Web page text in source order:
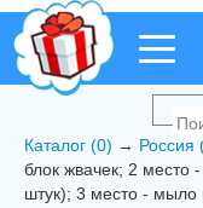
Каталог (0) → Россия
блок жвачек; 2 место
штук); 3 место - мыло